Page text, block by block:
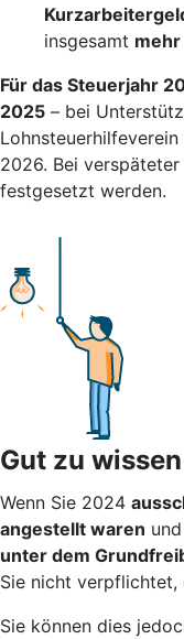
insgesamt mehr
Für das Steuerjahr
2025 – bei
2026. Bei
festgesetzt werden.
Gut zu wissen
Wenn Sie 2024
angestellt waren
unter dem
Sie nicht verpflichtet,
Sie können dies